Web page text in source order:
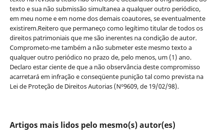
texto e sua não submissão simultanea a qualquer outro periódico,
em meu nome e em nome dos demais coautores, se eventualmente
existirem.Reitero que permaneço como legítimo titular de todos os
direitos patrimoniais que me são inerentes na condição de autor.
Comprometo-me também a não submeter este mesmo texto a
qualquer outro periódico no prazo de, pelo menos, um (1) ano.
Declaro estar ciente de que a não observância deste compromisso
acarretará em infração e conseqüente punição tal como prevista na
Lei de Proteção de Direitos Autorias (Nº9609, de 19/02/98).
Artigos mais lidos pelo mesmo(s) autor(es)